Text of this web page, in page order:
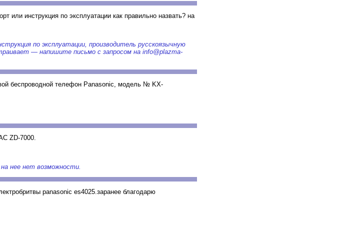
или инструкция по эксплуатации как правильно назвать? на
по эксплуатации, производитель русскоязычную
— напишите письмо с запросом на info@plazma-
беспроводной телефон Panasonic, модель № KX-
ZD-7000.
нее нет возможности.
panasonic es4025.заранее благодарю